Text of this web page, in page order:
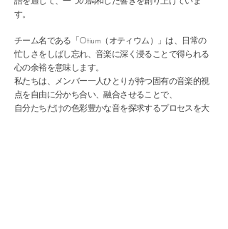
す。
チーム名である「Otium（オティウム）」は、日常の
忙しさをしばし忘れ、音楽に深く浸ることで得られる
心の余裕を意味します。
私たちは、メンバー一人ひとりが持つ固有の音楽的視
点を自由に分かち合い、融合させることで、
自分たちだけの色彩豊かな音を探求するプロセスを大